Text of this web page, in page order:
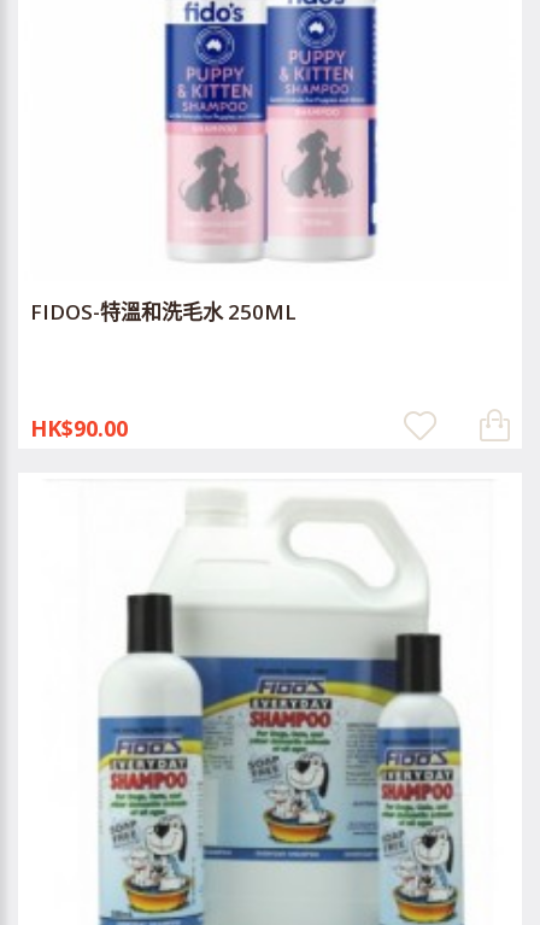
FIDOS-特溫和洗毛水 250ML
HK$90.00